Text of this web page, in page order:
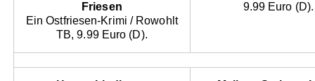
Friesen
Ein Ostfriesen-Krimi / Rowohlt
TB, 9.99 Euro (D).
9.99 Euro (D).